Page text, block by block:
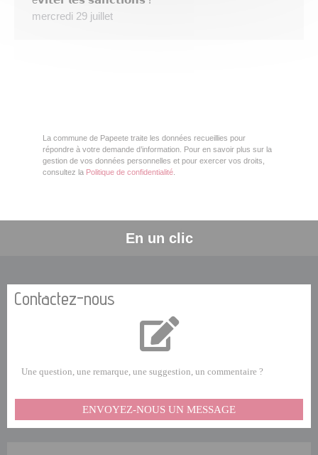
mercredi 29 juillet
La commune de Papeete traite les données recueillies pour
répondre à votre demande d’information. Pour en savoir plus sur la
gestion de vos données personnelles et pour exercer vos droits,
consultez la Politique de confidentialité
En un clic
Contactez-nous
Une question, une remarque, une suggestion, un commentaire ?
ENVOYEZ-NOUS UN MESSAGE